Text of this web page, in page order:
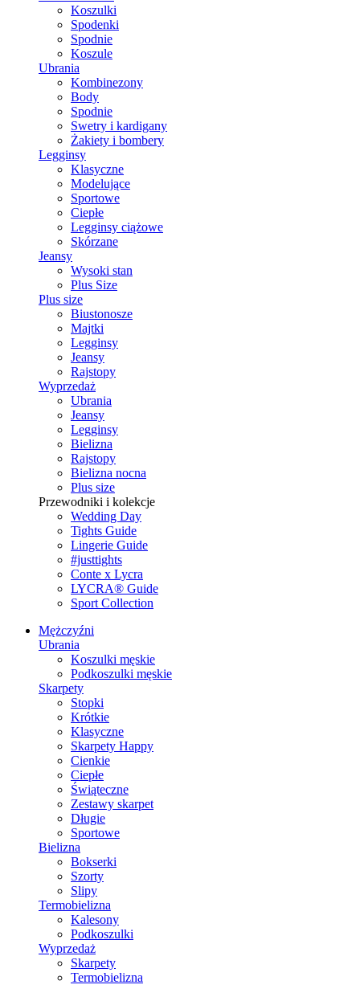
Koszulki
Spodenki
Spodnie
Koszule
Ubrania
Kombinezony
Body
Spodnie
Swetry i kardigany
Żakiety i bombery
Legginsy
Klasyczne
Modelujące
Sportowe
Ciepłe
Legginsy ciążowe
Skórzane
Jeansy
Wysoki stan
Plus Size
Plus size
Biustonosze
Majtki
Legginsy
Jeansy
Rajstopy
Wyprzedaż
Ubrania
Jeansy
Legginsy
Bielizna
Rajstopy
Bielizna nocna
Plus size
Przewodniki i kolekcje
Wedding Day
Tights Guide
Lingerie Guide
#justtights
Conte x Lycra
LYCRA® Guide
Sport Сollection
Mężczyźni
Ubrania
Koszulki męskie
Podkoszulki męskie
Skarpety
Stopki
Krótkie
Klasyczne
Skarpety Happy
Cienkie
Ciepłe
Świąteczne
Zestawy skarpet
Długie
Sportowe
Bielizna
Bokserki
Szorty
Slipy
Termobielizna
Kalesony
Podkoszulki
Wyprzedaż
Skarpety
Termobielizna